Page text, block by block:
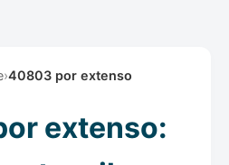
›40803 por extenso
extenso: